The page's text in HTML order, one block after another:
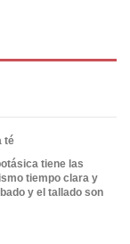
té
tiene las
tiempo clara y
y el tallado son